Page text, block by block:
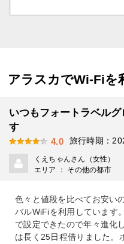
アラスカでWi-Fiを
いつもフォートラベル
す
4.0 旅行時期：
くえちゃんさん（女性）
エリア ： その他の都市
色々と値段を比べてお安い
バルWiFiを利用しています
で設定できたので年々進化
は長く25日程借りました。